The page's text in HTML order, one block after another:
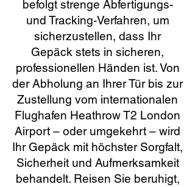
befolgt strenge Abfertigungs-
und Tracking-Verfahren, um
sicherzustellen, dass Ihr
Gepäck stets in sicheren,
professionellen Händen ist. Von
der Abholung an Ihrer Tür bis zur
Zustellung vom internationalen
Flughafen Heathrow T2 London
Airport – oder umgekehrt – wird
Ihr Gepäck mit höchster Sorgfalt,
Sicherheit und Aufmerksamkeit
behandelt. Reisen Sie beruhigt,